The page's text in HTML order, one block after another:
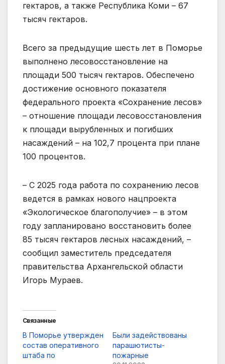
гектаров, а также Республика Коми – 67
тысяч гектаров.
Всего за предыдущие шесть лет в Поморье
выполнено лесовосстановление на
площади 500 тысяч гектаров. Обеспечено
достижение основного показателя
федерального проекта «Сохранение лесов»
– отношение площади лесовосстановления
к площади вырубленных и погибших
насаждений – на 102,7 процента при плане
100 процентов.
– С 2025 года работа по сохранению лесов
ведется в рамках нового нацпроекта
«Экологическое благополучие» – в этом
году запланировано восстановить более
85 тысяч гектаров лесных насаждений, –
сообщил заместитель председателя
правительства Архангельской области
Игорь Мураев.
Связанные
В Поморье утвержден
состав оперативного
штаба по
Были задействованы
парашютисты-
пожарные